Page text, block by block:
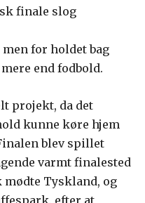
finale slog
for holdet bag
end fodbold.
projekt, da det
kunne køre hjem
blev spillet
varmt finalested
mødte Tyskland, og
efter at